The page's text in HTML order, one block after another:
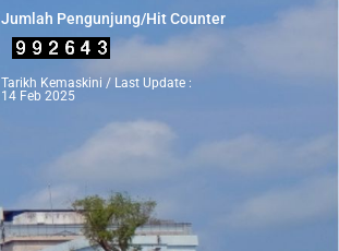
Jumlah Pengunjung/Hit Counter
Tarikh Kemaskini / Last Update :
14 Feb 2025